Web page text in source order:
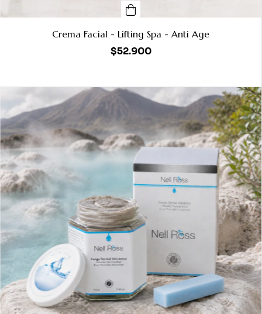
Crema Facial - Lifting Spa - Anti Age
$52.900